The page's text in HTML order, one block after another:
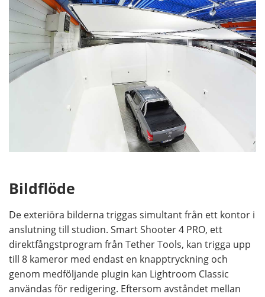
Bildflöde
De exteriöra bilderna triggas simultant från ett kontor i
anslutning till studion. Smart Shooter 4 PRO, ett
direktfångstprogram från Tether Tools, kan trigga upp
till 8 kameror med endast en knapptryckning och
genom medföljande plugin kan Lightroom Classic
användas för redigering. Eftersom avståndet mellan